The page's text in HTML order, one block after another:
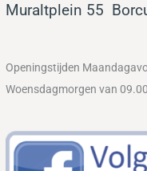
Muraltplein 55 Bor
Openingstijden
Woensdagmorgen van